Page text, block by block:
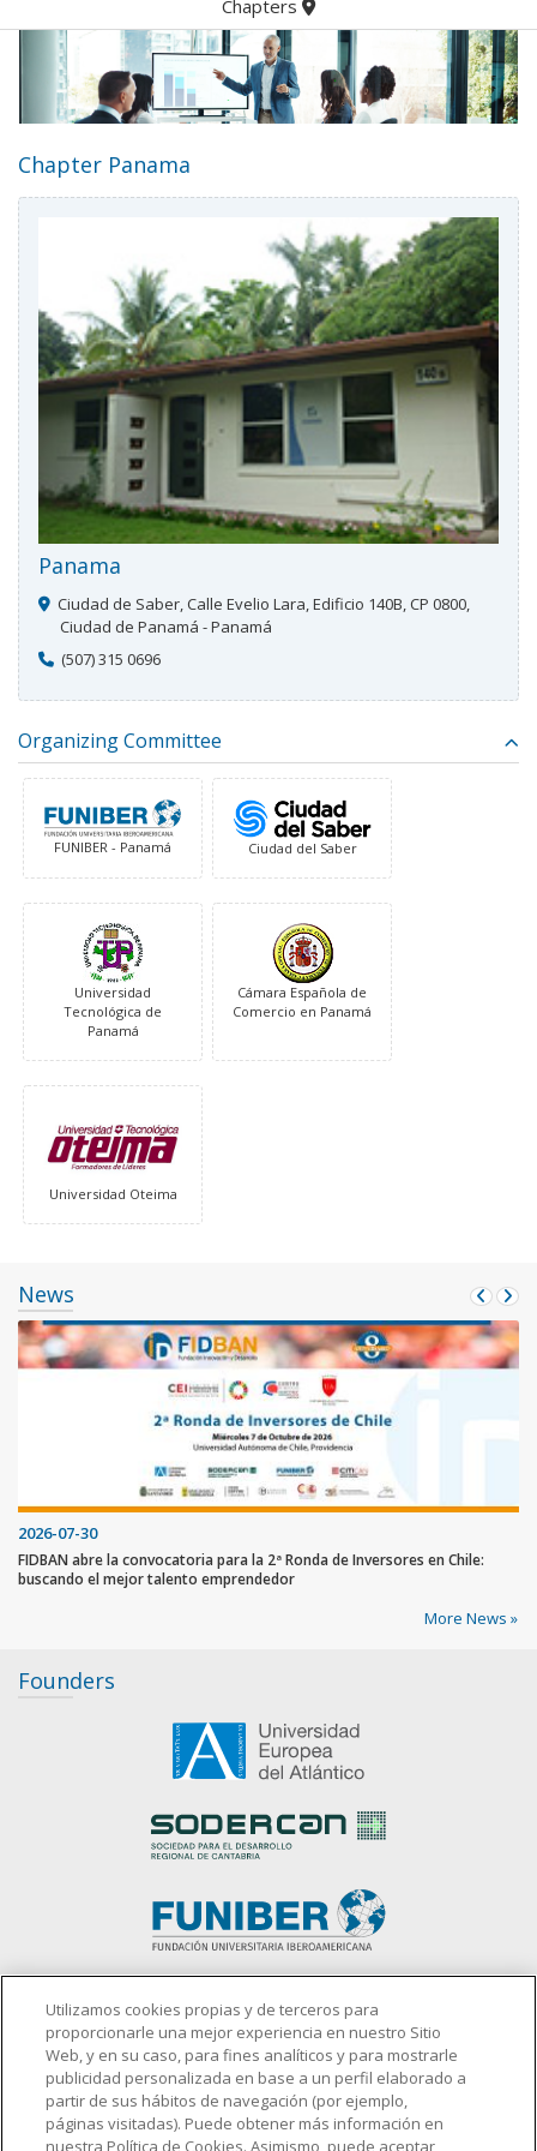
Chapters
Chapter Panama
Panama
Ciudad de Saber, Calle Evelio Lara, Edificio 140B, CP 0800,
Ciudad de Panamá - Panamá
(507) 315 0696
Organizing Committee
FUNIBER - Panamá Ciudad del Saber
Universidad
Tecnológica de
Panamá
Cámara Española de
Comercio en Panamá
Universidad Oteima
News
2026-07-30
FIDBAN abre la convocatoria para la 2ª Ronda de Inversores en Chile:
buscando el mejor talento emprendedor
More News »
Founders
Sponsors
Utilizamos cookies propias y de terceros para
proporcionarle una mejor experiencia en nuestro Sitio
Web, y en su caso, para fines analíticos y para mostrarle
publicidad personalizada en base a un perfil elaborado a
partir de sus hábitos de navegación (por ejemplo,
páginas visitadas). Puede obtener más información en
nuestra Política de Cookies. Asimismo, puede aceptar